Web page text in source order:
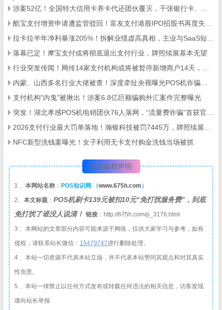
落幕已定！摩宝支付或将彻底退出支付行业，牌照续展基本无望
支付机构"内鬼"被揪出！涉案6.8亿巨额骗购外汇案件完整曝光
NFC新型洗钱案曝光！女子利用无卡支付购金洗钱当场被抓
文章版权声明
1 、 本网站名称 ： POS知识网 （www.675h.com ）
2、 本文标题 ： POS机刷卡139元被扣10元“免打扰服务费”，到底
免打扰了谁没人说清！ 链接 ：http://675h.com/p_3176.html
3 、本网站的文章部分内容可能来源于网络，仅供大家学习与参考，如有
侵权，请联系站长微信： 1 5479747进行删除处理。
4 、本站一切资源不代表本站立场，并不代表本站赞同其观点和对其真实
性负责。
5 、本站一律禁止以任何方式发布或转载任何违法的相关信息，访客发现
请向站长举报